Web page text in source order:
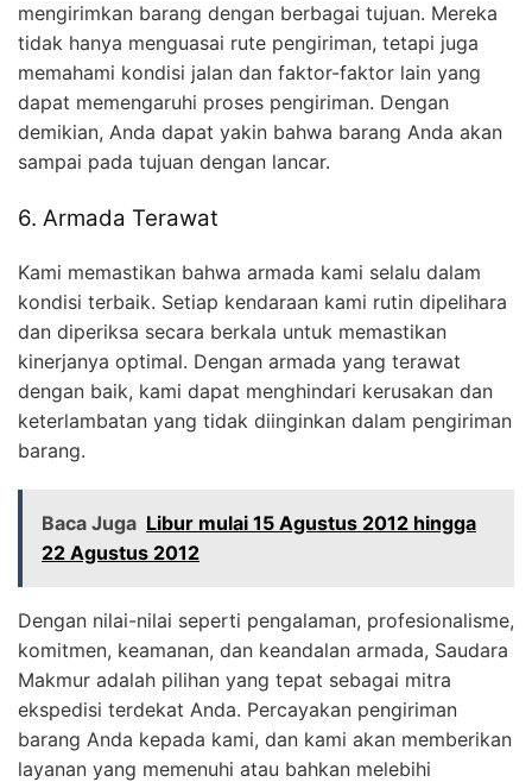
mengirimkan barang dengan berbagai tujuan. Mereka
tidak hanya menguasai rute pengiriman, tetapi juga
memahami kondisi jalan dan faktor-faktor lain yang
dapat memengaruhi proses pengiriman. Dengan
demikian, Anda dapat yakin bahwa barang Anda akan
sampai pada tujuan dengan lancar.
6. Armada Terawat
Kami memastikan bahwa armada kami selalu dalam
kondisi terbaik. Setiap kendaraan kami rutin dipelihara
dan diperiksa secara berkala untuk memastikan
kinerjanya optimal. Dengan armada yang terawat
dengan baik, kami dapat menghindari kerusakan dan
keterlambatan yang tidak diinginkan dalam pengiriman
barang.
Baca Juga Libur mulai 15 Agustus 2012 hingga
22 Agustus 2012
Dengan nilai-nilai seperti pengalaman, profesionalisme,
komitmen, keamanan, dan keandalan armada, Saudara
Makmur adalah pilihan yang tepat sebagai mitra
ekspedisi terdekat Anda. Percayakan pengiriman
barang Anda kepada kami, dan kami akan memberikan
layanan yang memenuhi atau bahkan melebihi